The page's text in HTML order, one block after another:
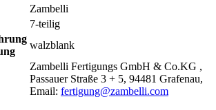
Zambelli
7-teilig
walzblank
Zambelli Fertigungs GmbH & Co.KG ,
Passauer Straße 3 + 5, 94481 Grafenau,
Email: fertigung@zambelli.com